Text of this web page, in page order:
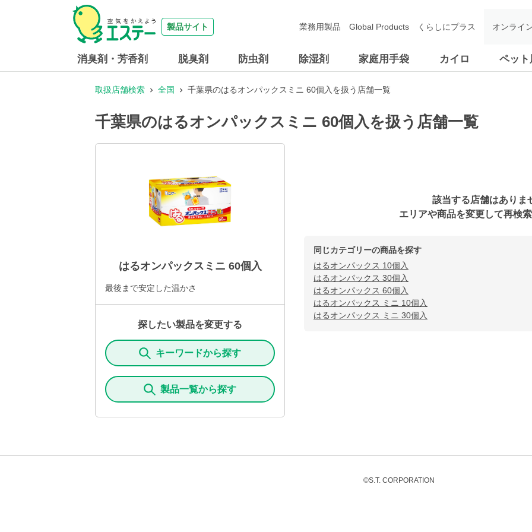
製品サイト
消臭剤・芳香剤 脱臭剤 防虫剤 除湿剤 家庭用手袋 カイロ ペット
業務用製品 Global Products くらしにプラス オンライ
取扱店舗検索 全国 千葉県のはるオンパックスミニ 60個入を扱う店舗一覧
千葉県のはるオンパックスミニ 60個入を扱う店舗一覧
はるオンパックスミニ 60個入
最後まで安定した温かさ
探したい製品を変更する
キーワードから探す
製品一覧から探す
該当する店舗はありま
エリアや商品を変更して再検
同じカテゴリーの商品を探す
はるオンパックス 10個入
はるオンパックス 30個入
はるオンパックス 60個入
はるオンパックス ミニ 10個入
はるオンパックス ミニ 30個入
©S.T. CORPORATION